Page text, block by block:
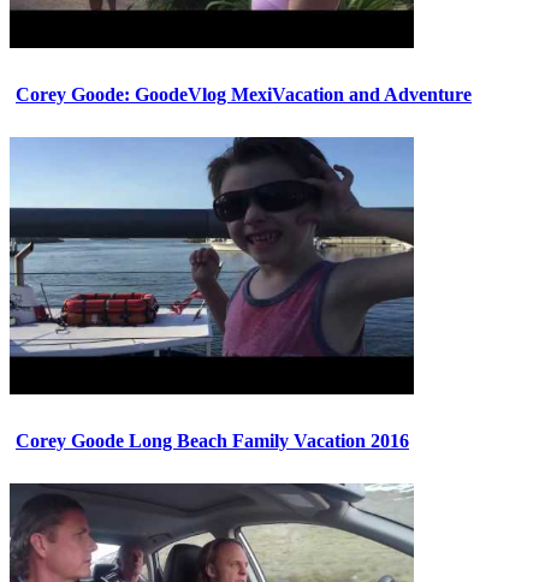
Corey Goode: GoodeVlog MexiVacation and Adventure
Corey Goode Long Beach Family Vacation 2016